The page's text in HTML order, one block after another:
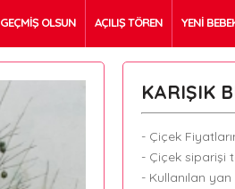
GEÇMİŞ OLSUN AÇILIŞ TÖREN YENİ
KARIŞIK
- Çiçek
- Çiçek siparişi
- Kullanılan